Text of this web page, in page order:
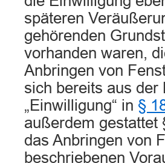
späteren
gehörenden
vorhanden waren,
Anbringen von
sich bereits aus der
„Einwilligung“ in §
außerdem gestattet
das Anbringen von
beschriebenen